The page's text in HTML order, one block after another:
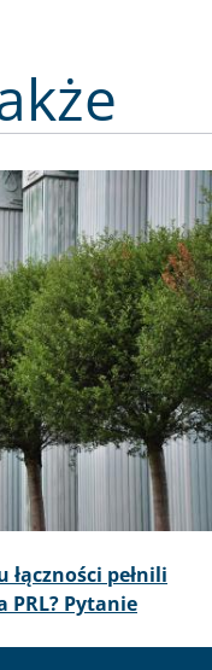
pełnili
PRL? Pytanie